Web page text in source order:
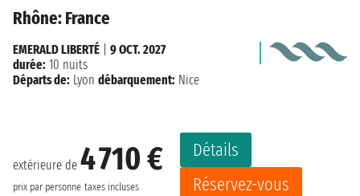
Rhône: France
extérieure de 4 710 €
prix par personne taxes incluses
Détails
Réservez-vous
EMERALD LIBERTÉ
9 OCT. 2027
durée: 10 nuits
Départs de: Lyon débarquement: Nice